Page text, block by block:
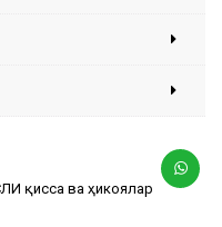
қисса ва ҳикоялар